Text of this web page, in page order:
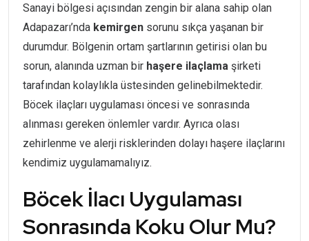
Sanayi bölgesi açısından zengin bir alana sahip olan
Adapazarı’nda kemirgen sorunu sıkça yaşanan bir
durumdur. Bölgenin ortam şartlarının getirisi olan bu
sorun, alanında uzman bir haşere ilaçlama şirketi
tarafından kolaylıkla üstesinden gelinebilmektedir.
Böcek ilaçları uygulaması öncesi ve sonrasında
alınması gereken önlemler vardır. Ayrıca olası
zehirlenme ve alerji risklerinden dolayı haşere ilaçlarını
kendimiz uygulamamalıyız.
Böcek İlacı Uygulaması
Sonrasında Koku Olur Mu?